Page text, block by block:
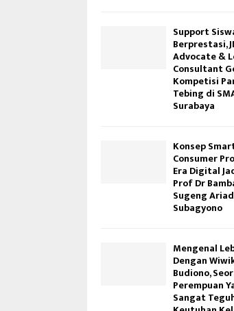
Support
Berprestasi,
Advocate &
Consultant
Kompetisi
Tebing di
Surabaya
Konsep
Consumer
Era Digital
Prof Dr
Sugeng
Subagyono
Mengenal
Dengan
Budiono,
Perempuan
Sangat